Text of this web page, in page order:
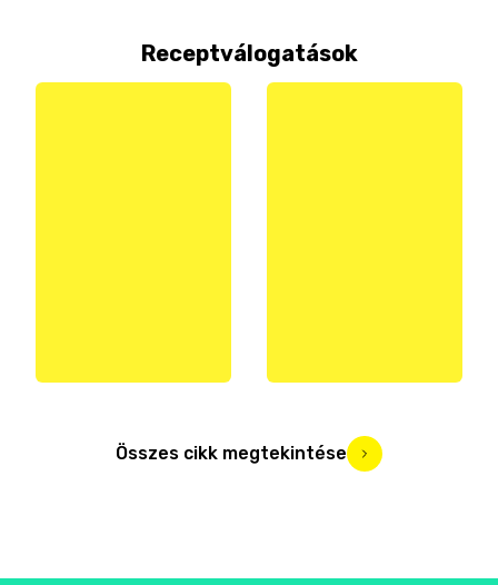
Receptválogatások
Összes cikk megtekintése